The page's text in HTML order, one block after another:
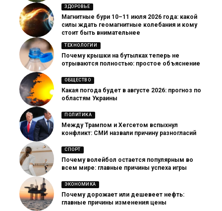
ЗДОРОВЬЕ
Магнитные бури 10–11 июля 2026 года: какой
силы ждать геомагнитные колебания и кому
стоит быть внимательнее
ТЕХНОЛОГИИ
Почему крышки на бутылках теперь не
отрываются полностью: простое объяснение
ОБЩЕСТВО
Какая погода будет в августе 2026: прогноз по
областям Украины
ПОЛИТИКА
Между Трампом и Хегсетом вспыхнул
конфликт: СМИ назвали причину разногласий
СПОРТ
Почему волейбол остается популярным во
всем мире: главные причины успеха игры
ЭКОНОМИКА
Почему дорожает или дешевеет нефть:
главные причины изменения цены